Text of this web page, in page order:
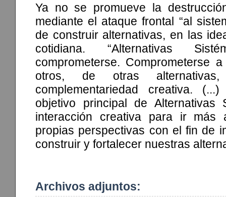
Ya no se promueve la
mediante el ataque frontal “al
de construir alternativas, en las
cotidiana. “Alternativas
comprometerse. Comprometerse
otros, de otras
complementariedad creativa.
objetivo principal de Alternativas
interacción creativa para ir más
propias perspectivas con el fin de
construir y fortalecer nuestras
Archivos adjuntos: